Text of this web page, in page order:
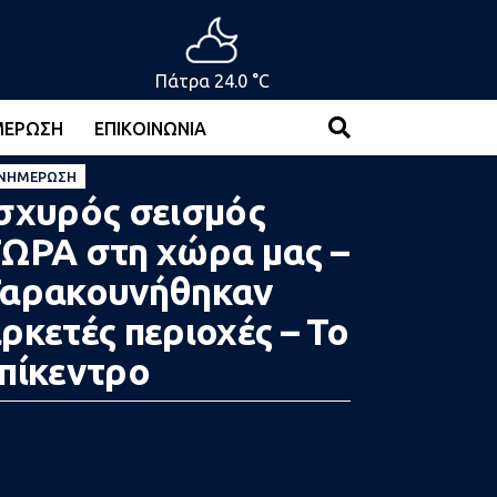
Πάτρα 24.0 °C
ΕΠΙΚΟΙΝΩΝΊΑ
σεισμός
στη χώρα μας –
περιοχές – Το